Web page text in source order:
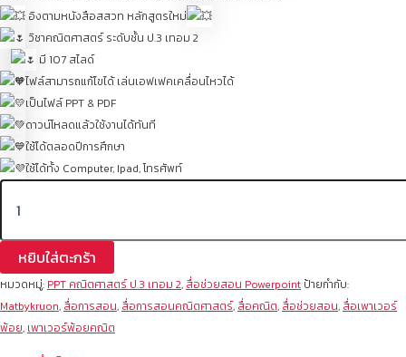
อิงตามหนังสือสสวท หลักสูตรใหม่
วิชาคณิตศาสตร์ ระดับชั้น ป.3 เทอม 2
มี 107 สไลด์
ไฟล์สามารถแก้ไขได้ เล่นเอฟเฟคเคลื่อนไหวได้
เป็นไฟล์ PPT & PDF
ดาวน์โหลดแล้วใช้งานได้ทันที
ใช้ได้ตลอดปีการศึกษา
ใช้ได้ทั้ง Computer, Ipad, โทรศัพท์
หยิบใส่ตะกร้า
หมวดหมู่: PPT คณิตศาสตร์ ป.3 เทอม 2, สื่อช่วยสอน Powerpoint ป้ายกำกับ:
Matbykruon, สื่อการสอน, สื่อการสอนคณิตศาสตร์, สื่อคณิต, สื่อช่วยสอน, สื่อเพาเวอร์
พ้อย, เพาเวอร์พ้อยคณิต